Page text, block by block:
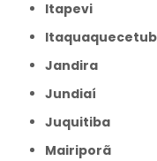
Itapevi
Jandira
Jundiaí
Juquitiba
Mairiporã